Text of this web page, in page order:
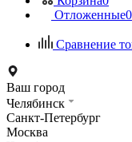
Отложенные0
Сравнение
Ваш город
Челябинск
Санкт-Петербург
Москва